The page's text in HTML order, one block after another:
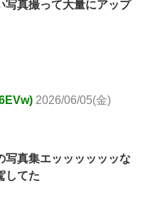
写真撮って大量にアップ
2026/06/05(金)
写真集エッッッッッッな
してた